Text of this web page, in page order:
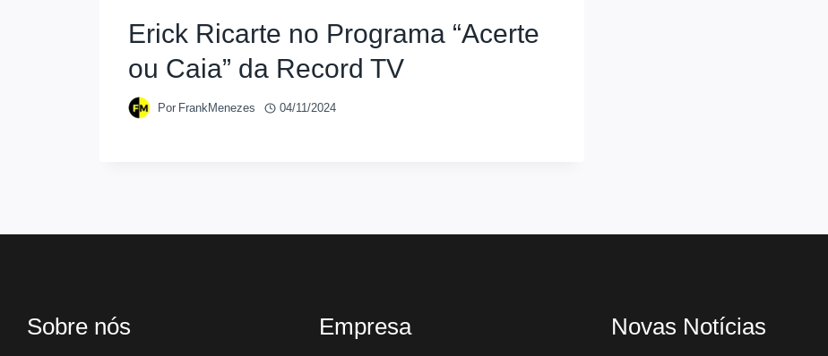
Erick Ricarte no Programa “Acerte
ou Caia” da Record TV
Por FrankMenezes 04/11/2024
Sobre nós Empresa Novas Notícias